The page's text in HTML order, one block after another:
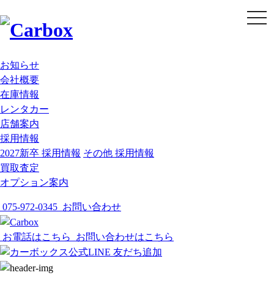
お知らせ
会社概要
在庫情報
レンタカー
店舗案内
採用情報
2027新卒 採用情報 その他 採用情報
買取査定
オプション案内
075-972-0345 お問い合わせ
t
o
お電話はこちら お問い合わせはこちら